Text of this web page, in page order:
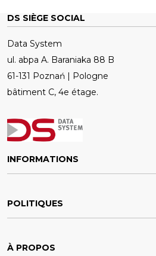
DS SIÈGE SOCIAL
Data System
ul. abpa A. Baraniaka 88 B
61-131 Poznań | Pologne
bâtiment C, 4e étage.
INFORMATIONS
POLITIQUES
À PROPOS